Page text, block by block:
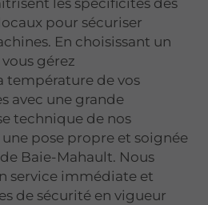
pour sécuriser
En choisissant un
vous gérez
de vos
avec une grande
technique de nos
pose propre et soignée
Baie-Mahault. Nous
service immédiate et
de sécurité en vigueur